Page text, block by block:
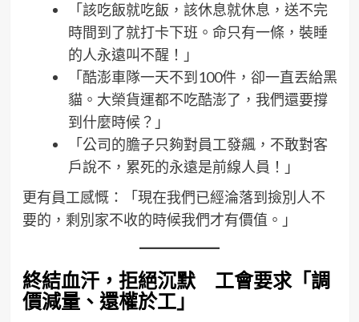
「該吃飯就吃飯，該休息就休息，送不完
時間到了就打卡下班。命只有一條，裝睡
的人永遠叫不醒！」
「酷澎車隊一天不到100件，卻一直丟給黑
貓。大榮貨運都不吃酷澎了，我們還要撐
到什麼時候？」
「公司的膽子只夠對員工發飆，不敢對客
戶說不，累死的永遠是前線人員！」
更有員工感慨：「現在我們已經淪落到撿別人不
要的，剩別家不收的時候我們才有價值。」
終結血汗，拒絕沉默 工會要求「調
價減量、還權於工」